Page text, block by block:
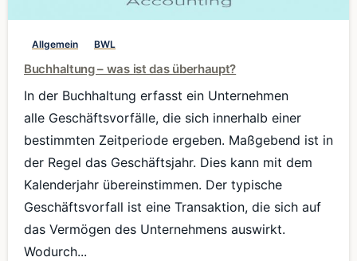
Allgemein BWL
Buchhaltung – was ist das überhaupt?
In der Buchhaltung erfasst ein Unternehmen
alle Geschäftsvorfälle, die sich innerhalb einer
bestimmten Zeitperiode ergeben. Maßgebend ist in
der Regel das Geschäftsjahr. Dies kann mit dem
Kalenderjahr übereinstimmen. Der typische
Geschäftsvorfall ist eine Transaktion, die sich auf
das Vermögen des Unternehmens auswirkt.
Wodurch...